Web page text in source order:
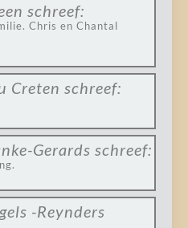
schreef:
Chris en Chantal
Creten schreef:
Gerards schreef:
-Reynders